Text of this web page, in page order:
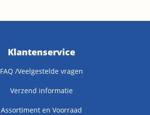
Klantenservice
FAQ /Veelgestelde vragen
Verzend informatie
Assortiment en Voorraad